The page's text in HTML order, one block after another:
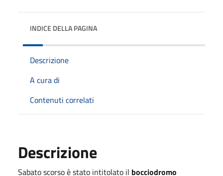
INDICE DELLA PAGINA
Descrizione
A cura di
Contenuti correlati
Descrizione
Sabato scorso è stato intitolato il bocciodromo